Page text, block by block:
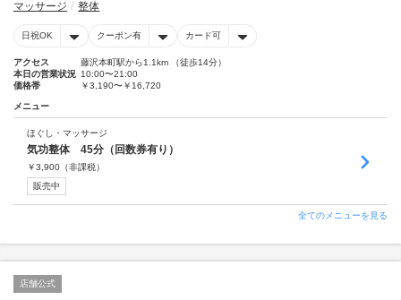
マッサージ 整体
日祝OK クーポン有 カード可
アクセス
藤沢本町駅から1.1km （徒歩14分）
本日の営業状況 10:00〜21:00
価格帯
￥3,190〜￥16,720
メニュー
ほぐし・マッサージ
気功整体 45分（回数券有り）
￥3,900 （非課税）
販売中
全てのメニューを見る
店舗公式